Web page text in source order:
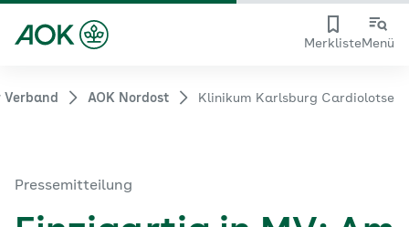
MerklisteMenü
Verband AOK Nordost Klinikum Karlsburg Cardiolotse
Pressemitteilung